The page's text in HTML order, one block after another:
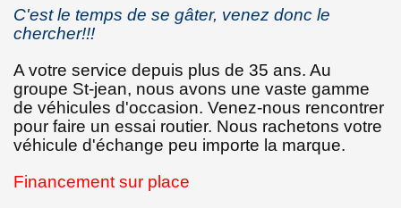
C'est le temps de se gâter, venez donc le
chercher!!!
A votre service depuis plus de 35 ans. Au
groupe St-jean, nous avons une vaste gamme
de véhicules d'occasion. Venez-nous rencontrer
pour faire un essai routier. Nous rachetons votre
véhicule d'échange peu importe la marque.
Financement sur place